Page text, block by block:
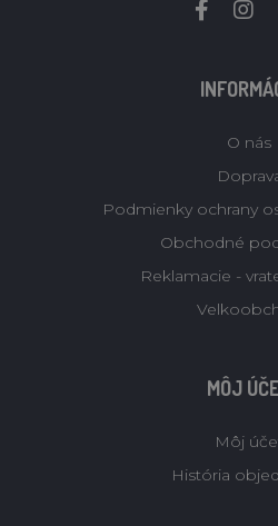
O nás
Podmienky ochrany
Obchodné
Reklamacie -
MÔJ
Môj
História